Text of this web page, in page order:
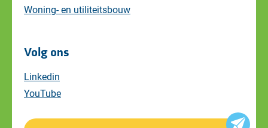
Woning- en utiliteitsbouw
Volg ons
Linkedin
YouTube